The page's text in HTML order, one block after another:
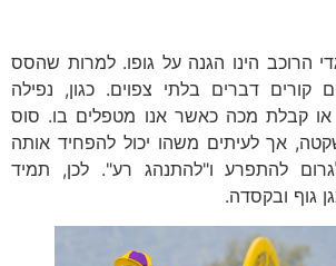
הרוכב הינו הגנה על גופו. למרות שהסס
קורים דברים בלתי צפוים. כגון, נפילה
או קבלת מכה כאשר אנו מטפלים בו. סוס
אך לעיתים משהו יכול להפחיד אותה
להתפרע ו"להתנהג רע". לכן, תמיד
גוף ובקסדה.